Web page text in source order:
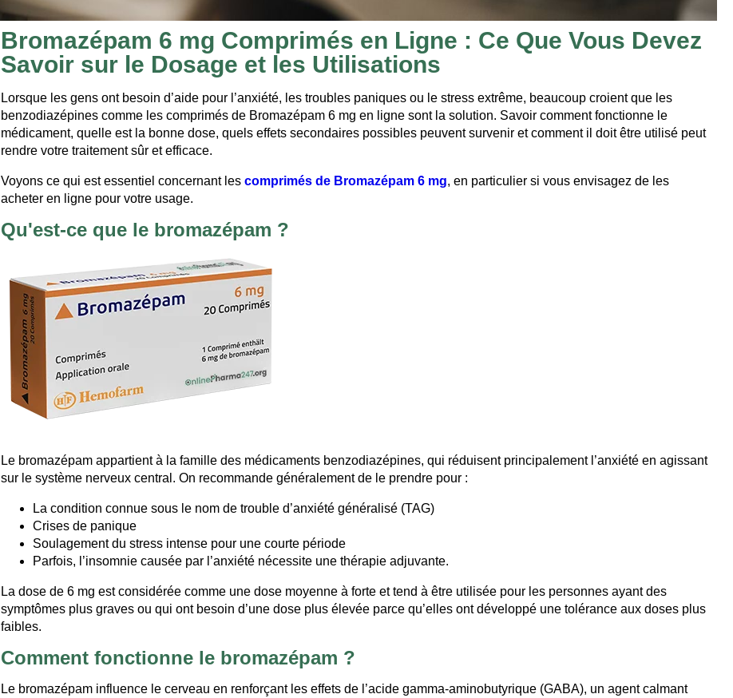
Bromazépam 6 mg Comprimés en Ligne : Ce Que Vous Devez
Savoir sur le Dosage et les Utilisations
Lorsque les gens ont besoin d’aide pour l’anxiété, les troubles paniques ou le stress extrême, beaucoup croient que les
benzodiazépines comme les comprimés de Bromazépam 6 mg en ligne sont la solution. Savoir comment fonctionne le
médicament, quelle est la bonne dose, quels effets secondaires possibles peuvent survenir et comment il doit être utilisé peut
rendre votre traitement sûr et efficace.
Voyons ce qui est essentiel concernant lescomprimés de Bromazépam 6 mg, en particulier si vous envisagez de les
acheter en ligne pour votre usage.
Qu'est-ce que le bromazépam ?
Le bromazépam appartient à la famille des médicaments benzodiazépines, qui réduisent principalement l’anxiété en agissant
sur le système nerveux central. On recommande généralement de le prendre pour :
La condition connue sous le nom de trouble d’anxiété généralisé (TAG)
Crises de panique
Soulagement du stress intense pour une courte période
Parfois, l’insomnie causée par l’anxiété nécessite une thérapie adjuvante.
La dose de 6 mg est considérée comme une dose moyenne à forte et tend à être utilisée pour les personnes ayant des
symptômes plus graves ou qui ont besoin d’une dose plus élevée parce qu’elles ont développé une tolérance aux doses plus
faibles.
Comment fonctionne le bromazépam ?
Le bromazépam influence le cerveau en renforçant les effets de l’acide gamma-aminobutyrique (GABA), un agent calmant